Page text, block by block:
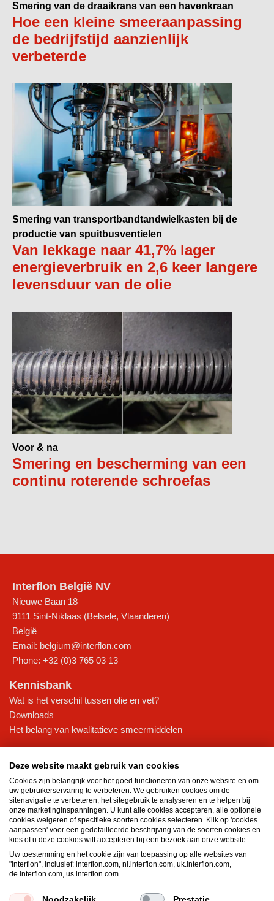
Smering van de draaikrans van een havenkraan
Hoe een kleine smeeraanpassing
de bedrijfstijd aanzienlijk
verbeterde
Smering van transportbandtandwielkasten bij de
productie van spuitbusventielen
Van lekkage naar 41,7% lager
energieverbruik en 2,6 keer langere
levensduur van de olie
Voor & na
Smering en bescherming van een
continu roterende schroefas
Interflon België NV
Nieuwe Baan 18
9111 Sint-Niklaas (Belsele, Vlaanderen)
België
Email: belgium@interflon.com
Phone: +32 (0)3 765 03 13
Kennisbank
Wat is het verschil tussen olie en vet?
Downloads
Het belang van kwalitatieve smeermiddelen
Pneumatische olie
Hydraulische olie
Droge smeerolie
Transmissieolie
Aerosols
Interflon Vetten
Hittebestendig vet
Lagetemperatuurvet
Deze website maakt gebruik van cookies
Cookies zijn belangrijk voor het goed functioneren van onze website en om
uw gebruikerservaring te verbeteren. We gebruiken cookies om de
sitenavigatie te verbeteren, het sitegebruik te analyseren en te helpen bij
onze marketinginspanningen. U kunt alle cookies accepteren, alle optionele
cookies weigeren of specifieke soorten cookies selecteren. Klik op 'cookies
aanpassen' voor een gedetailleerde beschrijving van de soorten cookies en
kies of u deze cookies wilt accepteren bij een bezoek aan onze website.
Uw toestemming en het cookie zijn van toepassing op alle websites van
"Interflon", inclusief: interflon.com, nl.interflon.com, uk.interflon.com,
de.interflon.com, us.interflon.com.
Noodzakelijk Prestatie